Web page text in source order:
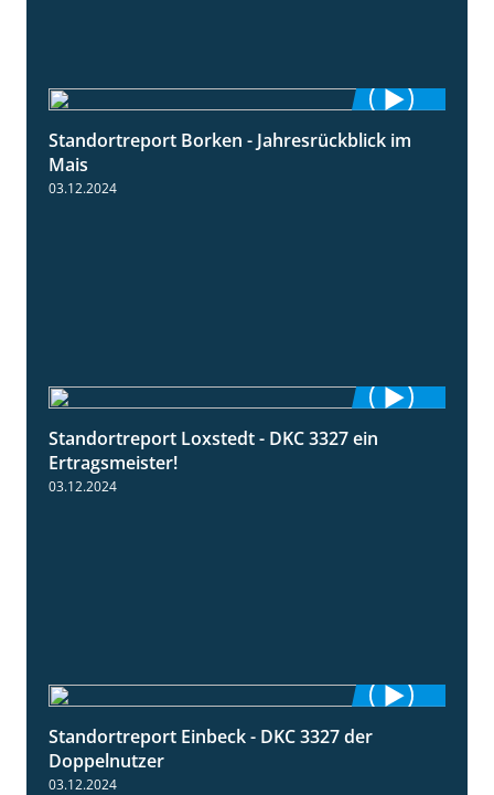
4:26
Standortreport Borken - Jahresrückblick im
Mais
03.12.2024
1:14
Standortreport Loxstedt - DKC 3327 ein
Ertragsmeister!
03.12.2024
Standortreport Einbeck - DKC 3327 der
Doppelnutzer
03.12.2024